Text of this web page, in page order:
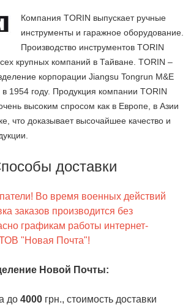
Компания TORIN выпускает ручные
инструменты и гаражное оборудование.
Производство инструментов TORIN
крупных компаний в Тайване. TORIN –
корпорации Jiangsu Tongrun M&E
1954 году. Продукция компании TORIN
высоким спросом как в Европе, в Азии
что доказывает высочайшее качество и
доставки
Во время военных действий
заказов производится без
графикам работы интернет-
"Новая Почта"!
Новой Почты:
до 4000 грн., стоимость доставки